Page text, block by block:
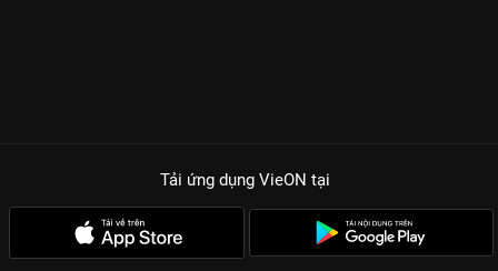
Tải ứng dụng VieON tại